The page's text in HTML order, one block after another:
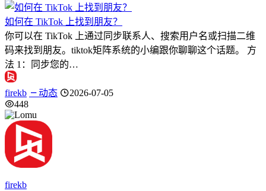
如何在 TikTok 上找到朋友？
你可以在 TikTok 上通过同步联系人、搜索用户名或扫描二维
码来找到朋友。tiktok矩阵系统的小编跟你聊聊这个话题。 方
法 1：同步您的…
firekb 动态
2026-07-05
448
firekb